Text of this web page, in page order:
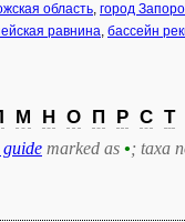
область, город
равнина, бассейн
М Н О П Р С Т
marked as •; taxa